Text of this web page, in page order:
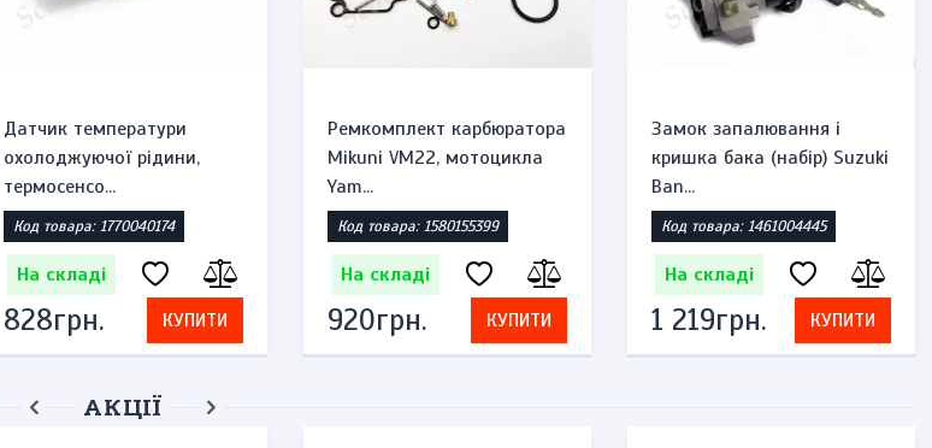
Датчик температури
охолоджуючої рідини,
термосенсо...
Код товара: 1770040174
На складі
828грн. КУПИТИ
Ремкомплект карбюратора
Mikuni VM22, мотоцикла
Yam...
Код товара: 1580155399
На складі
920грн. КУПИТИ
Замок запалювання і
кришка бака (набір) Suzuki
Ban...
Код товара: 1461004445
На складі
1 219грн. КУПИТИ
АКЦІЇ